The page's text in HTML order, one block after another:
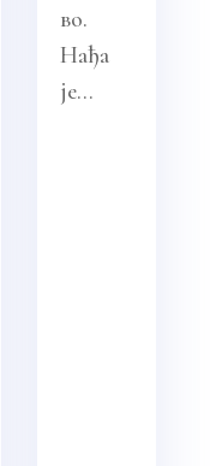
во.
Нађа
је...